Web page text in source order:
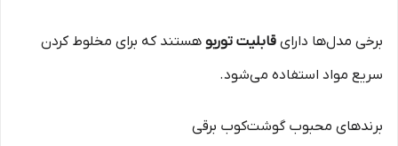
برخی مدل‌ها دارای قابلیت توربو هستند که برای مخلوط کردن
سریع مواد استفاده می‌شود.
برندهای محبوب گوشت‌کوب برقی